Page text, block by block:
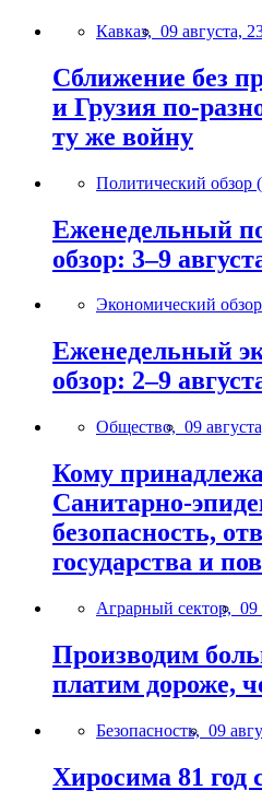
Кавказ, 09 августа,
Сближение без
и Грузия по-
ту же войну
Политический обзор
Еженедельный
обзор: 3–9
Экономический
Еженедельный
обзор: 2–9
Общество, 09
Кому
Санитарно-
безопасность,
государства и
Аграрный сектор, 09
Производим
платим дороже,
Безопасность, 09
Хиросима 81 год